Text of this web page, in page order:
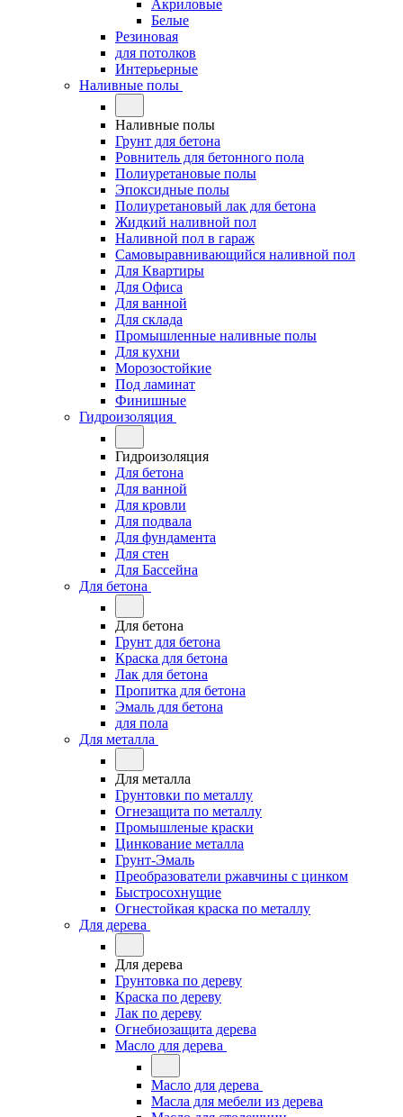
Акриловые
Белые
Резиновая
для потолков
Интерьерные
Наливные полы
Наливные полы
Грунт для бетона
Ровнитель для бетонного пола
Полиуретановые полы
Эпоксидные полы
Полиуретановый лак для бетона
Жидкий наливной пол
Наливной пол в гараж
Самовыравнивающийся наливной пол
Для Квартиры
Для Офиса
Для ванной
Для склада
Промышленные наливные полы
Для кухни
Морозостойкие
Под ламинат
Финишные
Гидроизоляция
Гидроизоляция
Для бетона
Для ванной
Для кровли
Для подвала
Для фундамента
Для стен
Для Бассейна
Для бетона
Для бетона
Грунт для бетона
Краска для бетона
Лак для бетона
Пропитка для бетона
Эмаль для бетона
для пола
Для металла
Для металла
Грунтовки по металлу
Огнезащита по металлу
Промышленые краски
Цинкование металла
Грунт-Эмаль
Преобразователи ржавчины с цинком
Быстросохнущие
Огнестойкая краска по металлу
Для дерева
Для дерева
Грунтовка по дереву
Краска по дереву
Лак по дереву
Огнебиозащита дерева
Масло для дерева
Масло для дерева
Масла для мебели из дерева